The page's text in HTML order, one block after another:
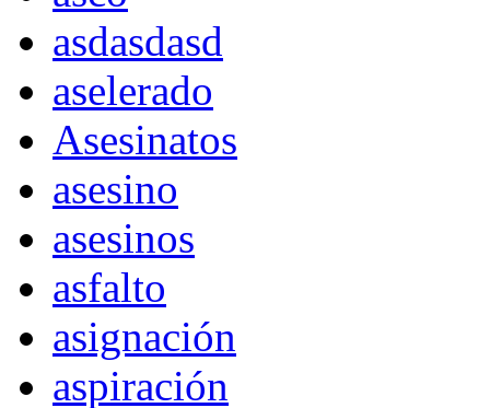
asdasdasd
aselerado
Asesinatos
asesino
asesinos
asfalto
asignación
aspiración